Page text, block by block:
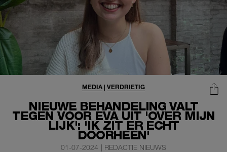
NIEUWE BEHANDELING VALT
TEGEN VOOR EVA UIT 'OVER MIJN
LIJK': 'IK ZIT ER ECHT
DOORHEEN'
MEDIA | VERDRIETIG
01-07-2024 | REDACTIE NIEUWS